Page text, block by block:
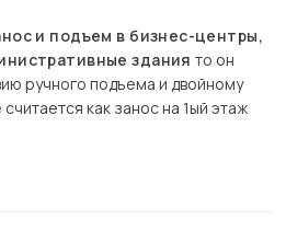
и подъем в бизнес-центры,
здания то он
ручного подъема и двойному
как занос на 1ый этаж